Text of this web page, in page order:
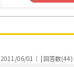
2011/06/01｜ | 回答数(44)